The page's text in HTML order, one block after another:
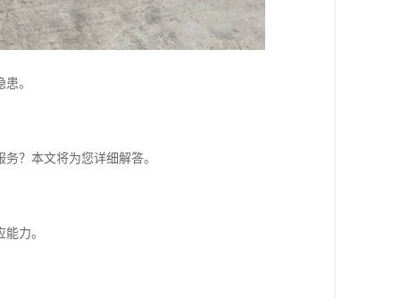
。
？本文将为您详细解答。
力。